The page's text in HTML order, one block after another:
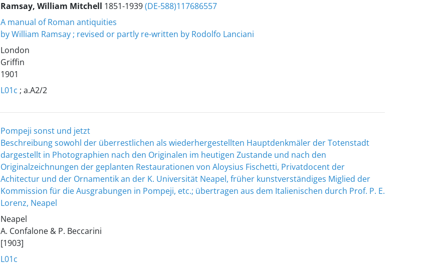
Ramsay, William Mitchell 1851-1939(DE-588)117686557
A manual of Roman antiquities
by William Ramsay ; revised or partly re-written by Rodolfo Lanciani
London
Griffin
1901
L01c ; a.A2/2
Pompeji sonst und jetzt
Beschreibung sowohl der überrestlichen als wiederhergestellten Hauptdenkmäler der Totenstadt
dargestellt in Photographien nach den Originalen im heutigen Zustande und nach den
Originalzeichnungen der geplanten Restaurationen von Aloysius Fischetti, Privatdocent der
Achitectur und der Ornamentik an der K. Universität Neapel, früher kunstverständiges Miglied der
Kommission für die Ausgrabungen in Pompeji, etc.; übertragen aus dem Italienischen durch Prof. P. E.
Lorenz, Neapel
Neapel
A. Confalone & P. Beccarini
[1903]
L01c